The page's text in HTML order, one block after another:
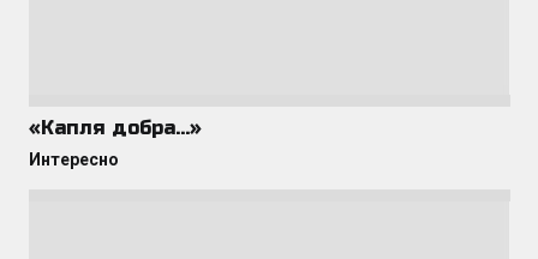
«Капля добра…»
Интересно